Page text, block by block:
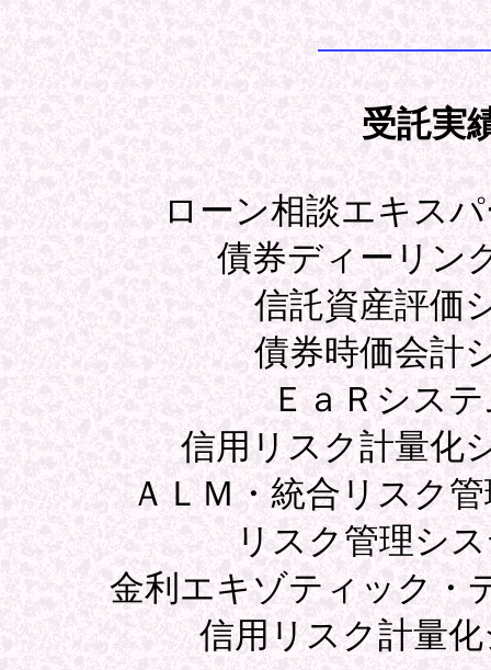
受託実
ローン相談エキス
債券ディーリン
信託資産評価
債券時価会計
ＥａＲシス
信用リスク計量化
ＡＬＭ・統合リスク
リスク管理シ
金利エキゾティック・
信用リスク計量